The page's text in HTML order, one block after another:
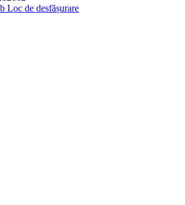
Loc de desfășurare